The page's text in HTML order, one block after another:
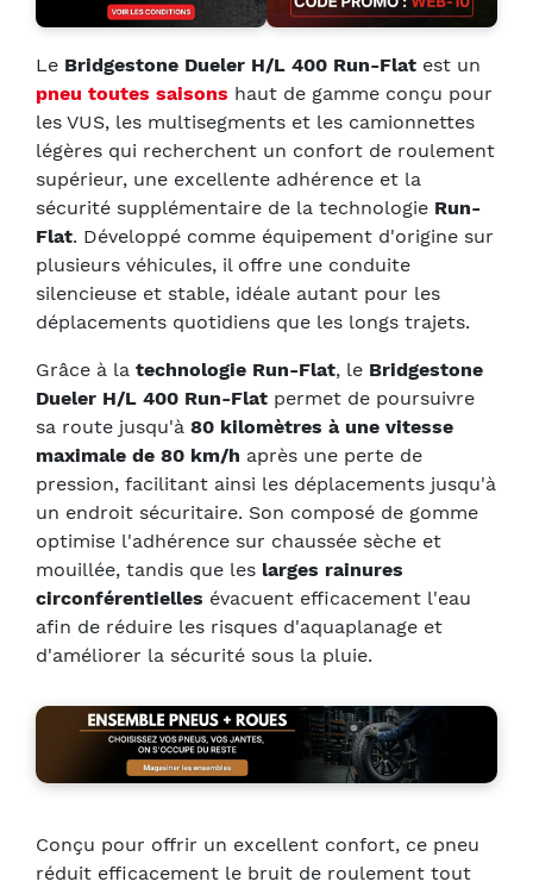
Le Bridgestone Dueler H/L 400 Run-Flat est un
pneu toutes saisons haut de gamme conçu pour
les VUS, les multisegments et les camionnettes
légères qui recherchent un confort de roulement
supérieur, une excellente adhérence et la
sécurité supplémentaire de la technologie Run-
Flat. Développé comme équipement d'origine sur
plusieurs véhicules, il offre une conduite
silencieuse et stable, idéale autant pour les
déplacements quotidiens que les longs trajets.
Grâce à la technologie Run-Flat, le Bridgestone
Dueler H/L 400 Run-Flat permet de poursuivre
sa route jusqu'à 80 kilomètres à une vitesse
maximale de 80 km/h après une perte de
pression, facilitant ainsi les déplacements jusqu'à
un endroit sécuritaire. Son composé de gomme
optimise l'adhérence sur chaussée sèche et
mouillée, tandis que les larges rainures
circonférentielles évacuent efficacement l'eau
afin de réduire les risques d'aquaplanage et
d'améliorer la sécurité sous la pluie.
Conçu pour offrir un excellent confort, ce pneu
réduit efficacement le bruit de roulement tout